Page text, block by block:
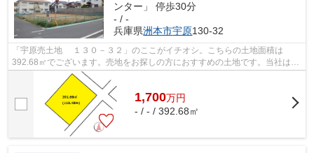
ンター」 停歩30分
- / -
兵庫県洲本市宇原130-32
「宇原売土地 １３０－３２」のここがイチオシ。こちらの土地面積は
392.68㎡でございます。売地をお探しの方におすすめの土地です。当社は迅
速な対応でもってお客様のご要望にお応え...
1,700万円
- / - / 392.68㎡